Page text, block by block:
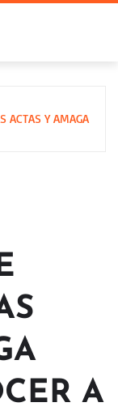
ACTAS Y AMAGA
A